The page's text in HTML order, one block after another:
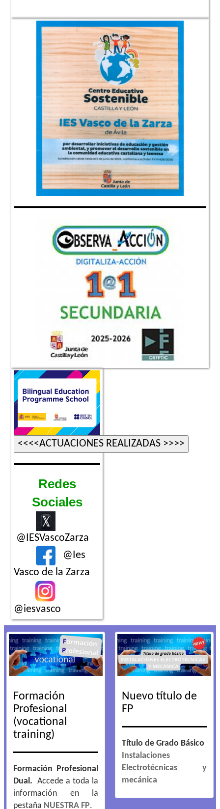
Redes
Sociales
@IESVascoZarza
@Ies
Vasco de la Zarza
@iesvasco
Formación
Profesional
(vocational
training)
Formación Profesional
Dual. Accede a toda la
información en la
pestaña NUESTRA FP.
Nuevo título de
FP
Título de Grado Básico
Instalaciones
Electrotécnicas y
mecánica